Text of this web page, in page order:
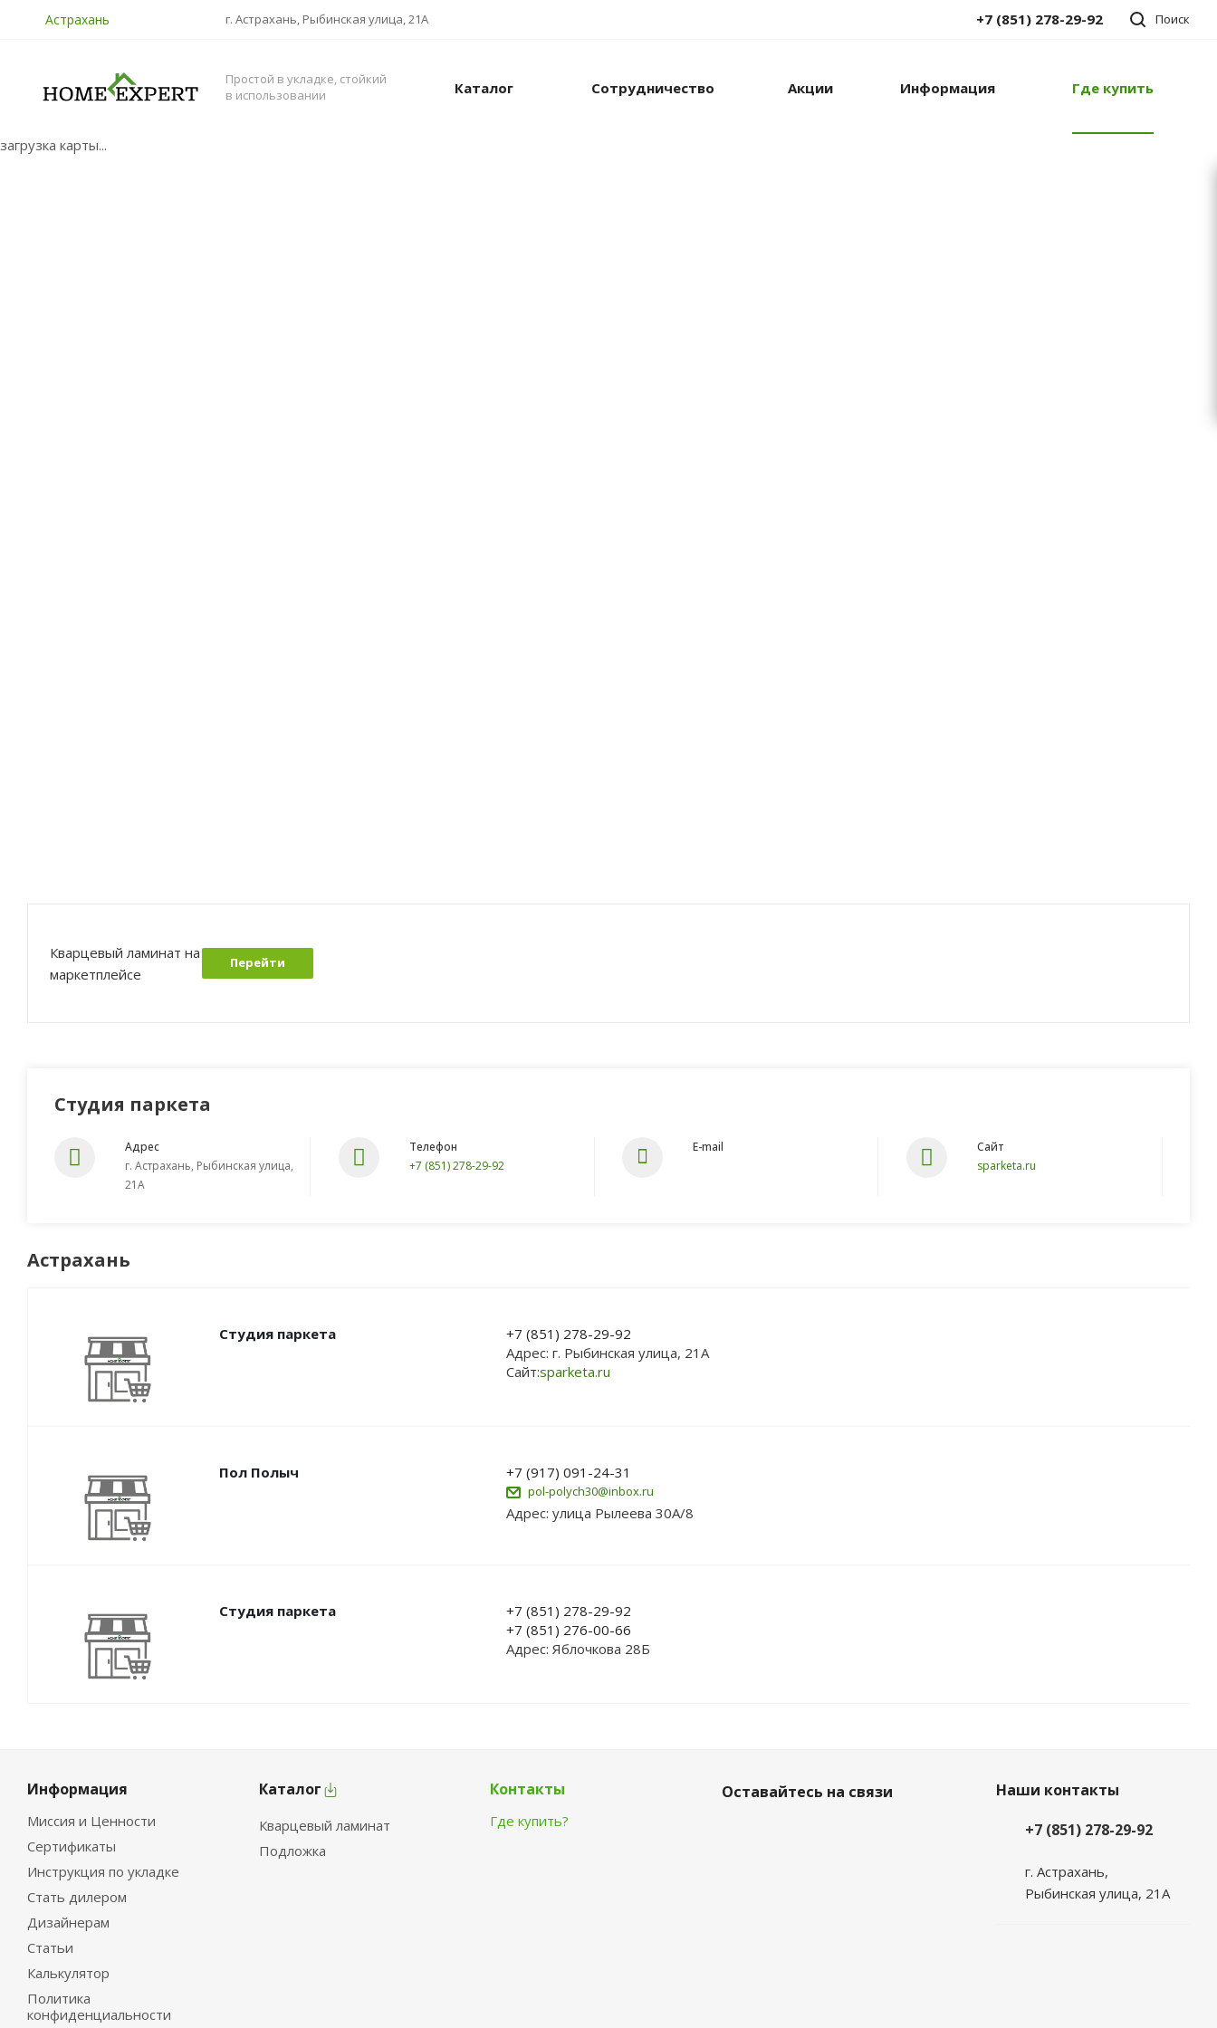
Астрахань г. Астрахань, Рыбинская улица, 21А Поиск
+7 (851) 278-29-92
Простой в укладке, стойкий
в использовании
Каталог Сотрудничество Акции Информация Где купить
загрузка карты...
Кварцевый ламинат на
маркетплейсе
Перейти
Студия паркета
Адрес
г. Астрахань, Рыбинская улица,
21А
Телефон
+7 (851) 278-29-92
E-mail
Сайт
sparketa.ru
Астрахань
Студия паркета
+7 (851) 278-29-92
Адрес: г. Рыбинская улица, 21А
Сайт:sparketa.ru
Пол Полыч +7 (917) 091-24-31
pol-polych30@inbox.ru
Адрес: улица Рылеева 30А/8
Студия паркета
+7 (851) 278-29-92
+7 (851) 276-00-66
Адрес: Яблочкова 28Б
Информация
Миссия и Ценности
Сертификаты
Инструкция по укладке
Стать дилером
Дизайнерам
Статьи
Калькулятор
Политика
конфиденциальности
Каталог
Кварцевый ламинат
Подложка
Контакты
Где купить?
Оставайтесь на связи
Наши контакты
+7 (851) 278-29-92
г. Астрахань,
Рыбинская улица, 21А